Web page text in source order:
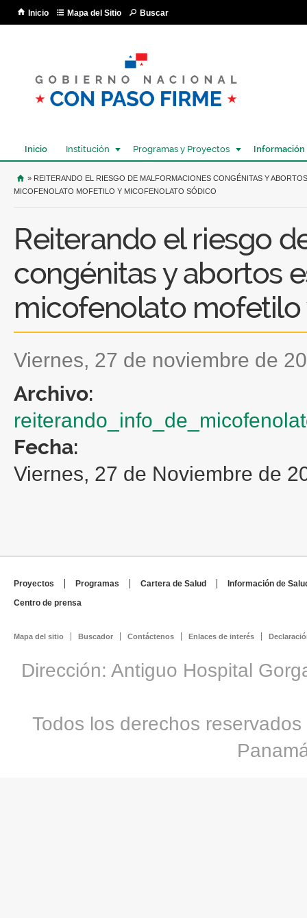
Inicio Mapa del Sitio Buscar
Inicio Institución Programas y Proyectos Información
USTED SE ENCUENTRA AQUÍ
» REITERANDO EL RIESGO DE MALFORMACIONES CONGÉNITAS Y
MICOFENOLATO MOFETILO Y MICOFENOLATO SÓDICO
Reiterando el riesgo
congénitas y abortos
micofenolato
viernes, 27 de noviembre de
Archivo:
Fecha:
Viernes, 27 de Noviembre de
Proyectos Programas Cartera de Salud
Información de
Centro de prensa
Mapa del sitio Buscador Contáctenos Enlaces de interés
Dirección: Antiguo Hospital
Todos los derechos